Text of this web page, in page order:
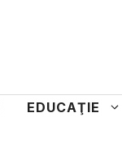
EDUCAŢIE